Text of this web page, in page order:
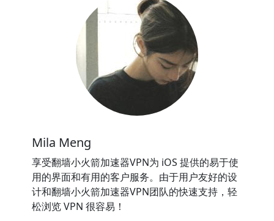
Mila Meng
享受翻墙小火箭加速器VPN为 iOS 提供的易于使
用的界面和有用的客户服务。由于用户友好的设
计和翻墙小火箭加速器VPN团队的快速支持，轻
松浏览 VPN 很容易！